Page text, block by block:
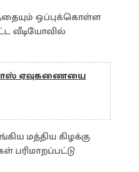
ஒப்புக்கொள்ள
வீடியோவில்
ஏவுகணையை
மத்திய கிழக்கு
பரிமாறப்பட்டு